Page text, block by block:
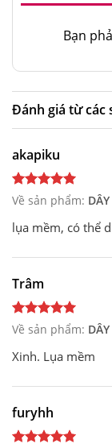
Bạn
Đánh giá từ các
akapiku
Về sản phẩm:
lụa mềm, có thể
Trâm
Về sản phẩm:
Xinh. Lụa mềm
furyhh